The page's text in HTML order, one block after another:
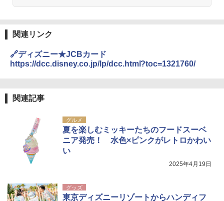
GRANDOOR ステンレス保冷剤 2個セット 2
026リニューアル 急速冷凍 空間倍増 衛生的
ポインターライト 強力 小型 緑色/赤色/青紫色
USB充電式 高精度 超長距離照射 長時間使用
可能 安全ロック付き 高安全性 金属製耐久 コ
関連リンク
🔗ディズニー★JCBカード
https://dcc.disney.co.jp/lp/dcc.html?toc=1321760/
関連記事
グルメ
夏を楽しむミッキーたちのフードスーベ
ニア発売！ 水色×ピンクがレトロかわい
い
2025年4月19日
グッズ
東京ディズニーリゾートからハンディフ